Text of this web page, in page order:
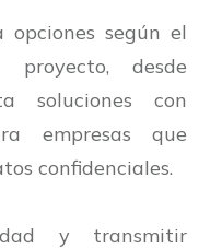
opciones según el
desde
soluciones con
empresas que
confidenciales.
y transmitir